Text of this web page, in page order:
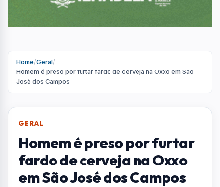
Home/Geral/
Homem é preso por furtar fardo de cerveja na Oxxo em São
José dos Campos
GERAL
Homem é preso por furtar
fardo de cerveja na Oxxo
em São José dos Campos